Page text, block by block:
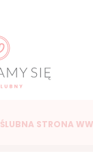
ŚLUBNA STRONA